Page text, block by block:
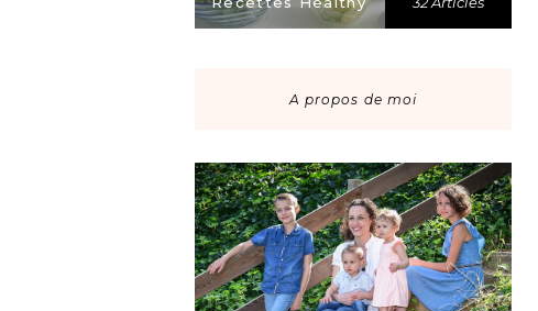
A propos de moi